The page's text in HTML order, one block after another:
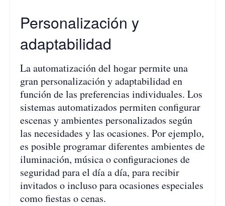
Personalización y
adaptabilidad
La automatización del hogar permite una
gran personalización y adaptabilidad en
función de las preferencias individuales. Los
sistemas automatizados permiten configurar
escenas y ambientes personalizados según
las necesidades y las ocasiones. Por ejemplo,
es posible programar diferentes ambientes de
iluminación, música o configuraciones de
seguridad para el día a día, para recibir
invitados o incluso para ocasiones especiales
como fiestas o cenas.